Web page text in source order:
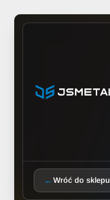
← Wróć do sklepu